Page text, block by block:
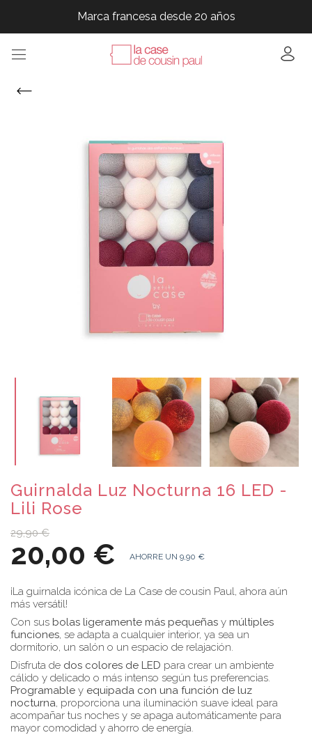
Marca francesa desde 20 años
Marca francesa desde 20 años
Marca francesa desde 20 años
Guirnalda Luz Nocturna 16 LED -
Lili Rose
29,90 €
20,00 € AHORRE UN 9,90 €
¡La guirnalda icónica de La Case de cousin Paul, ahora aún
más versátil!
Con sus bolas ligeramente más pequeñas y múltiples
funciones, se adapta a cualquier interior, ya sea un
dormitorio, un salón o un espacio de relajación.
Disfruta de dos colores de LED para crear un ambiente
cálido y delicado o más intenso según tus preferencias.
Programable y equipada con una función de luz
nocturna, proporciona una iluminación suave ideal para
acompañar tus noches y se apaga automáticamente para
mayor comodidad y ahorro de energía.